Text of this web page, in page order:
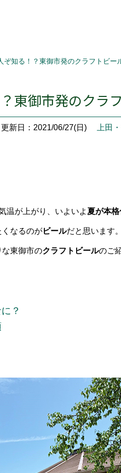
ぞ知る！？東御市発のクラフトビー
東御市発のクラ
更新日：2021/06/27(日) 上田
温が上がり、いよいよ夏が本格
くなるのがビールだと思います。
な東御市のクラフトビールのご
？